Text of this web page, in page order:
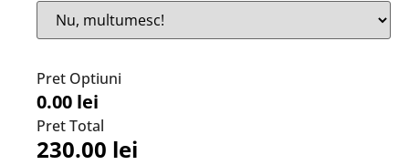
Pret Optiuni
0.00 lei
Pret Total
230.00 lei